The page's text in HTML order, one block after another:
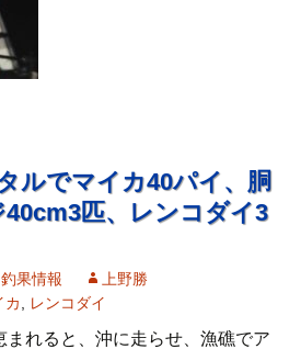
ルでマイカ40パイ、胴
匹、レンコダイ3
釣果情報
上野勝
カ レンコダイ
まれると、沖に走らせ、漁礁でア